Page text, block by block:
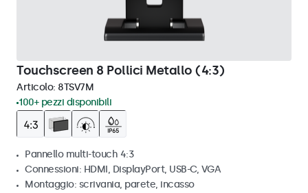
Touchscreen 8 Pollici Metallo (4:3)
Articolo: 8TSV7M
100+ pezzi disponibili
Pannello multi-touch 4:3
Connessioni: HDMI, DisplayPort, USB-C, VGA
Montaggio: scrivania, parete, incasso